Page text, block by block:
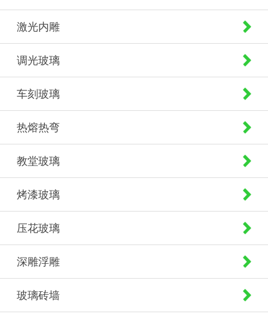
激光内雕
调光玻璃
车刻玻璃
热熔热弯
教堂玻璃
烤漆玻璃
压花玻璃
深雕浮雕
玻璃砖墙